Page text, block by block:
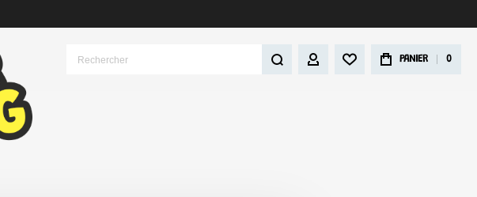
Rechercher
MON COMPTE PANIER 0